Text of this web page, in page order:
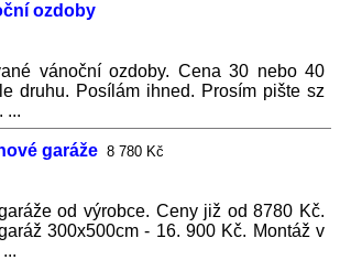
ozdoby
vánoční ozdoby. Cena 30 nebo 40
druhu. Posílám ihned. Prosím pište sz
...
garáže 8 780 Kč
od výrobce. Ceny již od 8780 Kč.
300x500cm - 16. 900 Kč. Montáž v